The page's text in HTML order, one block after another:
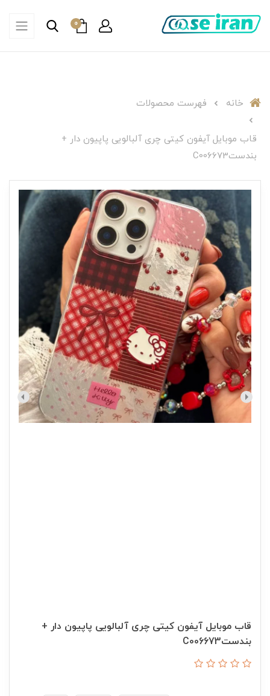
0
خانه فهرست محصولات
قاب موبایل آیفون کیتی چری آلبالویی پاپیون دار +
بندستC006673
قاب موبایل آیفون کیتی چری آلبالویی پاپیون دار +
بندستC006673